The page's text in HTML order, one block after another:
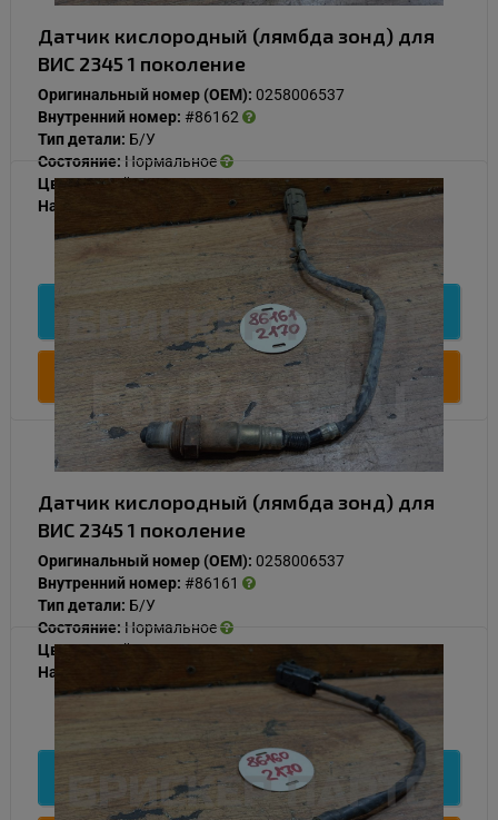
Датчик кислородный (лямбда зонд) для
ВИС 2345 1 поколение
Оригинальный номер (OEM): 0258006537
Внутренний номер: #86162
Тип детали: Б/У
Состояние: Нормальное
Цвет:Серый
Наличие:
1 000
Подробнее
Купить
Датчик кислородный (лямбда зонд) для
ВИС 2345 1 поколение
Оригинальный номер (OEM): 0258006537
Внутренний номер: #86161
Тип детали: Б/У
Состояние: Нормальное
Цвет:Серый
Наличие:
В наличии
1 000
Подробнее